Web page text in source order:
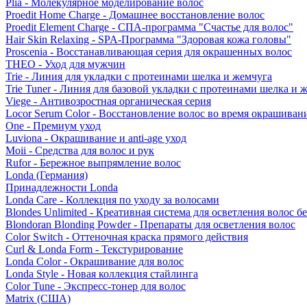
Plia - Молекулярное моделирование волос
Proedit Home Charge - Домашнее восстановление волос
Proedit Element Charge - СПА-программа "Счастье для волос"
Hair Skin Relaxing - SPA-Программа "Здоровая кожа головы"
Proscenia - Восстанавливающая серия для окрашенных волос
THEO - Уход для мужчин
Trie - Линия для укладки с протеинами шелка и жемчуга
Trie Tuner - Линия для базовой укладки с протеинами шелка и
Viege - Антивозростная органическая серия
Locor Serum Color - Восстановление волос во время
One - Премиум уход
Luviona - Окрашивание и anti-age уход
Moii - Средства для волос и рук
Rufor - Бережное выпрямление волос
Londa (Германия)
Принадлежности Londa
Londa Care - Коллекция по уходу за волосами
Blondes Unlimited - Креативная система для осветления волос
Blondoran Blonding Powder - Препараты для осветления волос
Color Switch - Оттеночная краска прямого действия
Curl & Londa Form - Текстурирование
Londa Color - Окрашивание для волос
Londa Style - Новая коллекция стайлинга
Color Tune - Экспресс-тонер для волос
Matrix (США)